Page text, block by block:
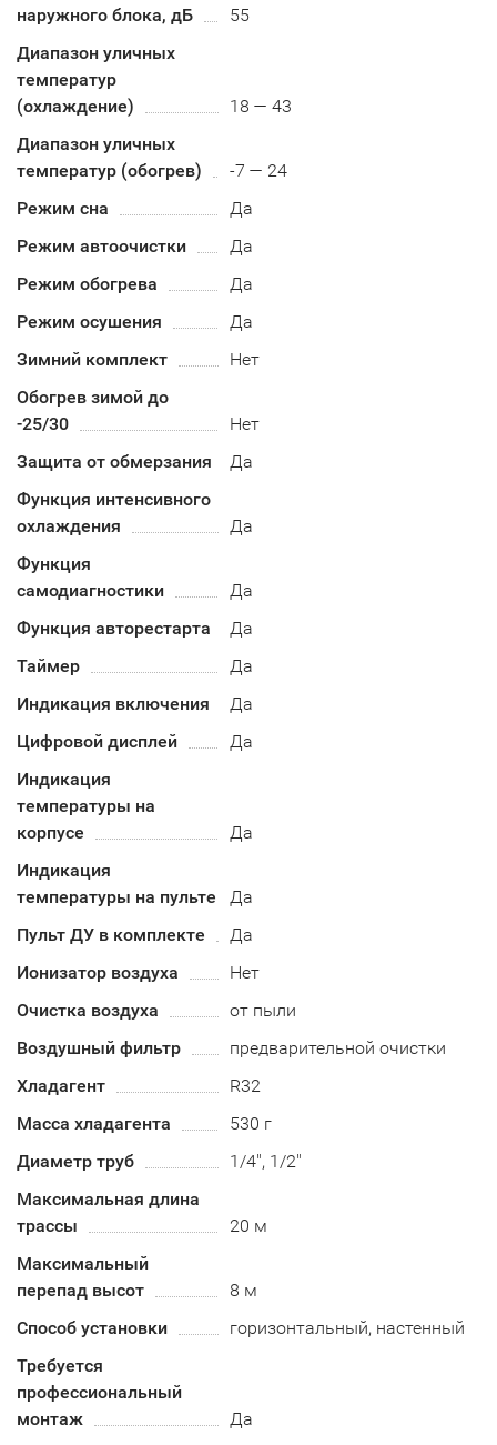
наружного блока, дБ
55
Диапазон уличных
температур
(охлаждение)
18 — 43
Диапазон уличных
температур (обогрев)
-7 — 24
Режим сна
Да
Режим автоочистки
Да
Режим обогрева
Да
Режим осушения
Да
Зимний комплект
Нет
Обогрев зимой до
-25/30
Нет
Защита от обмерзания
Да
Функция интенсивного
охлаждения
Да
Функция
самодиагностики
Да
Функция авторестарта
Да
Таймер
Да
Индикация включения
Да
Цифровой дисплей
Да
Индикация
температуры на
корпусе
Да
Индикация
температуры на пульте
Да
Пульт ДУ в комплекте
Да
Ионизатор воздуха
Нет
Очистка воздуха
от пыли
Воздушный фильтр
предварительной очистки
Хладагент
R32
Масса хладагента
530 г
Диаметр труб
1/4", 1/2"
Максимальная длина
трассы
20 м
Максимальный
перепад высот
8 м
Способ установки
горизонтальный, настенный
Требуется
профессиональный
монтаж
Да